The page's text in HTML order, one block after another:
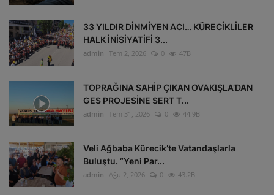
33 YILDIR DİNMİYEN ACI… KÜRECİKLİLER
HALK İNİSİYATİFİ 3...
admin Tem 2, 2026 0 47B
TOPRAĞINA SAHİP ÇIKAN OVAKIŞLA’DAN
GES PROJESİNE SERT T...
admin Tem 31, 2026 0 44.9B
Veli Ağbaba Kürecik’te Vatandaşlarla
Buluştu. “Yeni Par...
admin Ağu 2, 2026 0 43.2B